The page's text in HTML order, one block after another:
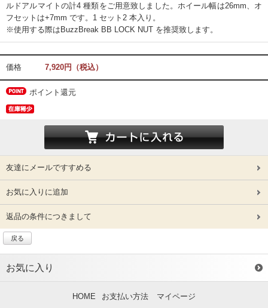
ルドアルマイトの計4 種類をご用意致しました。ホイール幅は26mm、オ
フセットは+7mm です。1 セット2 本入り。
※使用する際はBuzzBreak BB LOCK NUT を推奨致します。
価格 7,920円（税込）
ポイント還元
友達にメールですすめる
お気に入りに追加
返品の条件につきまして
戻る
お気に入り
HOME お支払い方法 マイページ